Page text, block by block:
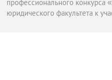
профессионального конкурса
юридического факультета к